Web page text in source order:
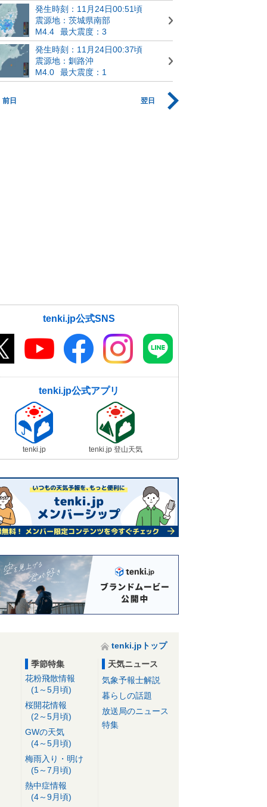
発生時刻：11月24日00:51頃
震源地：茨城県南部
M4.4
最大震度：3
発生時刻：11月24日00:37頃
震源地：釧路沖
M4.0
最大震度：1
前日 翌日
tenki.jp公式SNS
tenki.jp公式アプリ
tenki.jp tenki.jp 登山天気
tenki.jpトップ
季節特集
花粉飛散情報
(1～5月頃)
桜開花情報
(2～5月頃)
GWの天気
(4～5月頃)
梅雨入り・明け
(5～7月頃)
熱中症情報
(4～9月頃)
天気ニュース
気象予報士解説
暮らしの話題
放送局のニュース
特集